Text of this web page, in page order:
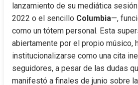
lanzamiento de su mediática
2022 o el sencillo Columbia—,
como un tótem personal. Esta
abiertamente por el propio músico,
institucionalizarse como una cita
seguidores, a pesar de las dudas
manifestó a finales de junio sobre